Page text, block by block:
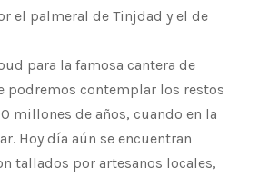
el palmeral de Tinjdad y el de
para la famosa cantera de
podremos contemplar los restos
millones de años, cuando en la
Hoy día aún se encuentran
tallados por artesanos locales,